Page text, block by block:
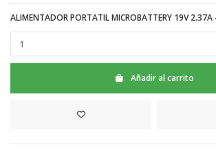
ALIMENTADOR PORTATIL MICROBATTERY 19V 2.37A
Añadir al carrito